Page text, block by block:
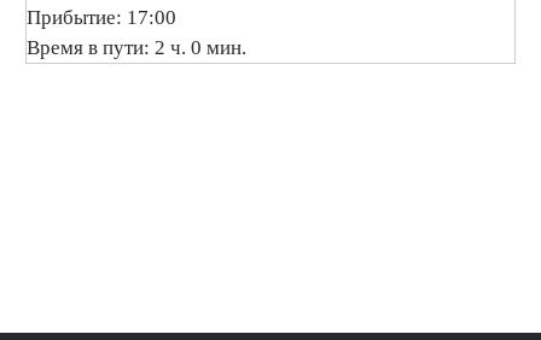
Прибытие: 17:00
Время в пути: 2 ч. 0 мин.